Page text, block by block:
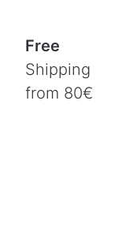
Free
Shipping
from 80€